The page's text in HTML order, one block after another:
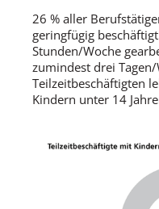
26 % aller
geringfügig
Stunden/Woche
zumindest drei
Teilzeitbeschäftigten
Kindern unter 14